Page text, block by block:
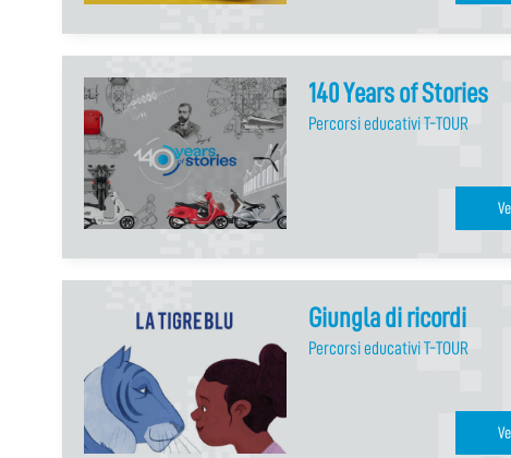
140 Years of Stories
Percorsi educativi T-TOUR
Giungla di ricordi
Percorsi educativi T-TOUR